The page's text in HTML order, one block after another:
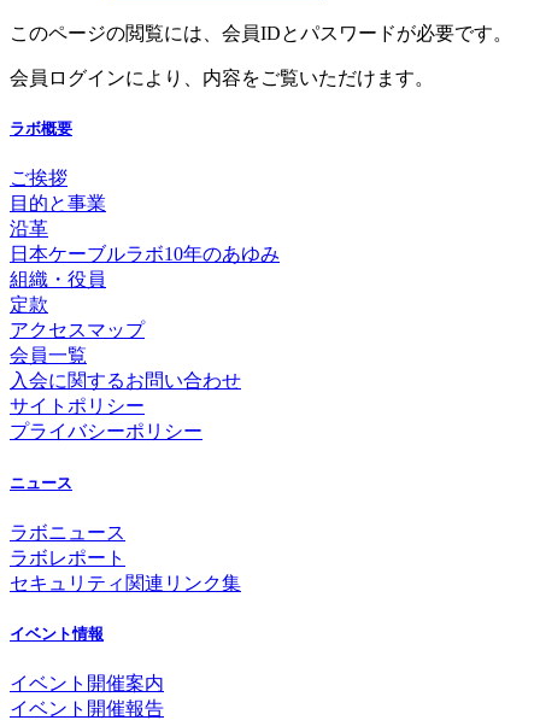
このページの閲覧には、会員IDとパスワードが必要です。
会員ログインにより、内容をご覧いただけます。
ラボ概要
ご挨拶
目的と事業
沿革
日本ケーブルラボ10年のあゆみ
組織・役員
定款
アクセスマップ
会員一覧
入会に関するお問い合わせ
サイトポリシー
プライバシーポリシー
ニュース
ラボニュース
ラボレポート
セキュリティ関連リンク集
イベント情報
イベント開催案内
イベント開催報告